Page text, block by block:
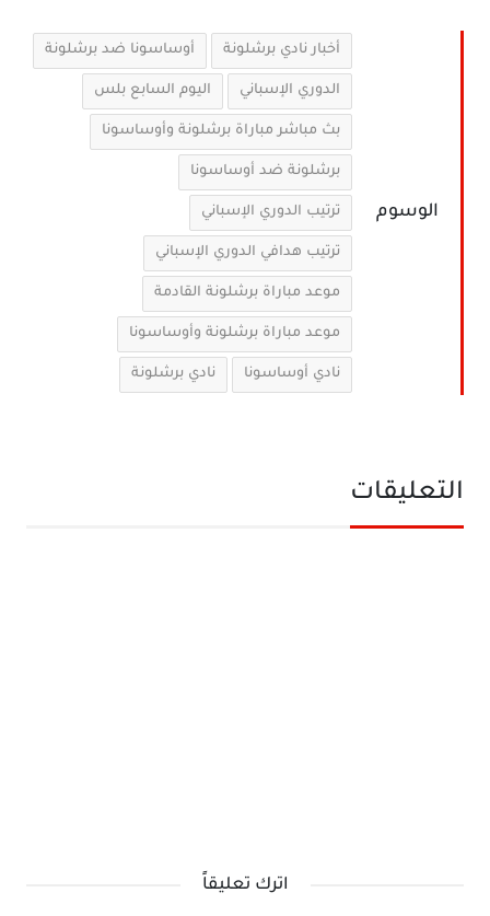
الوسوم
أخبار نادي برشلونة أوساسونا ضد برشلونة
الدوري الإسباني اليوم السابع بلس
بث مباشر مباراة برشلونة وأوساسونا
برشلونة ضد أوساسونا
ترتيب الدوري الإسباني
ترتيب هدافي الدوري الإسباني
موعد مباراة برشلونة القادمة
موعد مباراة برشلونة وأوساسونا
نادي أوساسونا نادي برشلونة
التعليقات
اترك تعليقاً